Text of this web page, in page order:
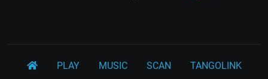
PLAY MUSIC SCAN TANGOLINK